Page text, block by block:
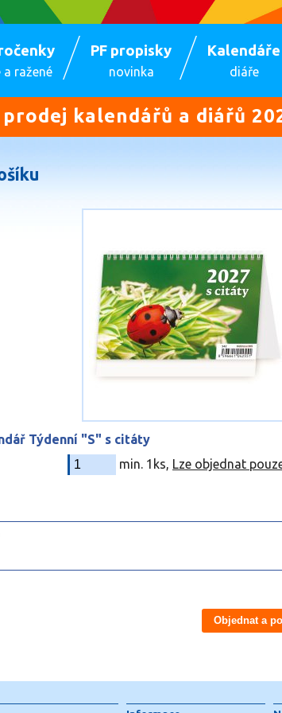
a ražené
PF propisky
novinka
Kalendáře
diáře
kalendářů a diářů
Týdenní "S" s citáty
min. 1ks, Lze objednat